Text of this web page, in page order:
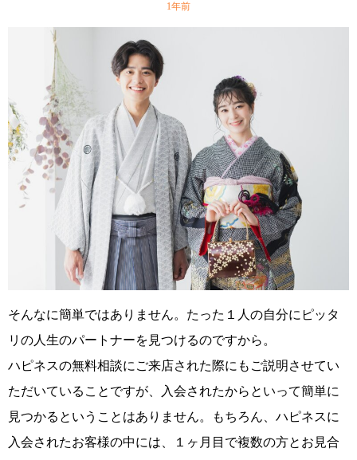
1年前
そんなに簡単ではありません。たった１人の自分にピッタ
リの人生のパートナーを見つけるのですから。
ハピネスの無料相談にご来店された際にもご説明させてい
ただいていることですが、入会されたからといって簡単に
見つかるということはありません。もちろん、ハピネスに
入会されたお客様の中には、１ヶ月目で複数の方とお見合